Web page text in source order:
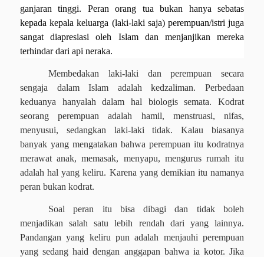
ganjaran tinggi. Peran orang tua bukan hanya sebatas
kepada kepala keluarga (laki-laki saja) perempuan/istri juga
sangat diapresiasi oleh Islam dan menjanjikan mereka
terhindar dari api neraka.
Membedakan laki-laki dan perempuan secara
sengaja dalam Islam adalah kedzaliman. Perbedaan
keduanya hanyalah dalam hal biologis semata. Kodrat
seorang perempuan adalah hamil, menstruasi, nifas,
menyusui, sedangkan laki-laki tidak. Kalau biasanya
banyak yang mengatakan bahwa perempuan itu kodratnya
merawat anak, memasak, menyapu, mengurus rumah itu
adalah hal yang keliru. Karena yang demikian itu namanya
peran bukan kodrat.
Soal peran itu bisa dibagi dan tidak boleh
menjadikan salah satu lebih rendah dari yang lainnya.
Pandangan yang keliru pun adalah menjauhi perempuan
yang sedang haid dengan anggapan bahwa ia kotor. Jika